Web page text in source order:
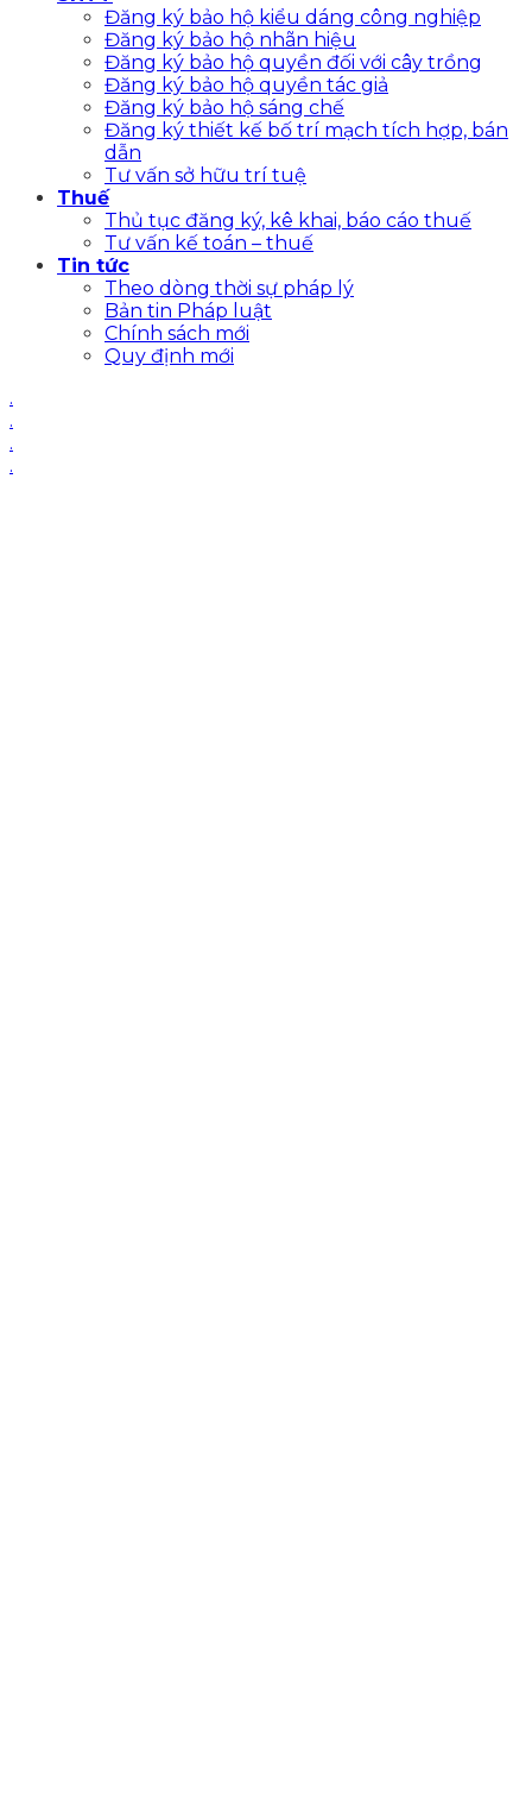
Đăng ký bảo hộ kiểu dáng công nghiệp
Đăng ký bảo hộ nhãn hiệu
Đăng ký bảo hộ quyền đối với cây trồng
Đăng ký bảo hộ quyền tác giả
Đăng ký bảo hộ sáng chế
Đăng ký thiết kế bố trí mạch tích hợp, bán
dẫn
Tư vấn sở hữu trí tuệ
Thuế
Thủ tục đăng ký, kê khai, báo cáo thuế
Tư vấn kế toán – thuế
Tin tức
Theo dòng thời sự pháp lý
Bản tin Pháp luật
Chính sách mới
Quy định mới
.
.
.
.